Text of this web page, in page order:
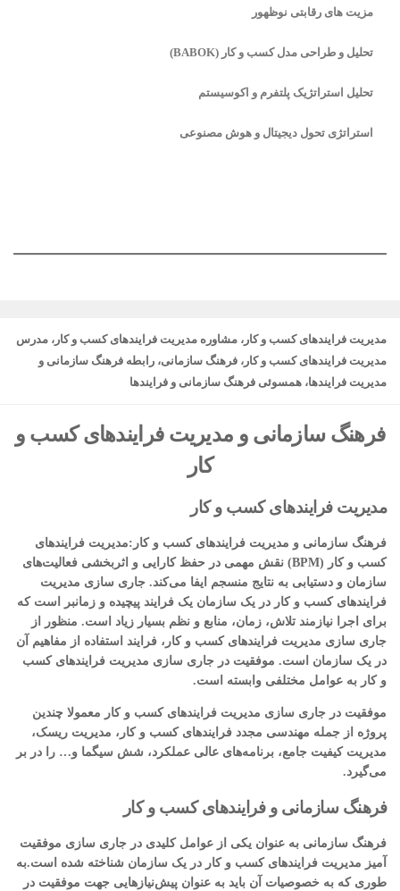
مدیریت فرایندهای کسب و کار، مشاوره مدیریت فرایندهای کسب و کار، مدرس
مدیریت فرایندهای کسب و کار، فرهنگ سازمانی، رابطه فرهنگ سازمانی و
مدیریت فرایندها، همسوئی فرهنگ سازمانی و فرایندها
فرهنگ سازمانی و مدیریت فرایندهای کسب و
کار
مدیریت فرایندهای کسب و کار
فرهنگ سازمانی و مدیریت فرایندهای کسب و کار:مدیریت فرایندهای
کسب و کار (BPM) نقش مهمی در حفظ کارایی و اثربخشی فعالیت‌های
سازمان و دستیابی به نتایج منسجم ایفا می‌کند. جاری سازی مدیریت
فرایندهای کسب و کار در یک سازمان یک فرایند پیچیده و زمانبر است که
برای اجرا نیازمند تلاش، زمان، منابع و نظم بسیار زیاد است. منظور از
جاری سازی مدیریت فرایندهای کسب و کار، فرایند استفاده از مفاهیم آن
در یک سازمان است. موفقیت در جاری سازی مدیریت فرایندهای کسب
و کار به عوامل مختلفی وابسته است.
موفقیت در جاری سازی مدیریت فرایندهای کسب و کار معمولا چندین
پروژه از جمله مهندسی مجدد فرایندهای کسب و کار، مدیریت ریسک،
مدیریت کیفیت جامع، برنامه‌های عالی عملکرد، شش سیگما و… را در بر
می‌گیرد.
فرهنگ سازمانی و فرایندهای کسب و کار
فرهنگ سازمانی به عنوان یکی از عوامل کلیدی در جاری سازی موفقیت
آمیز مدیریت فرایندهای کسب و کار در یک سازمان شناخته شده است.به
طوری که به خصوصیات آن باید به عنوان پیش‌نیازهایی جهت موفقیت در
مزیت های رقابتی نوظهور
تحلیل و طراحی مدل کسب و کار (BABOK)
تحلیل استراتژیک پلتفرم و اکوسیستم
استراتژی تحول دیجیتال و هوش مصنوعی